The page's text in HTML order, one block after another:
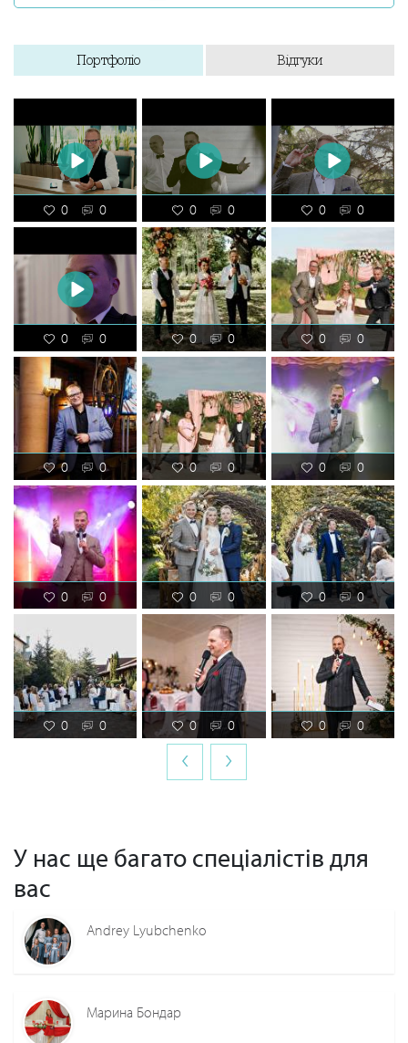
Портфоліо Відгуки
0 0 0 0 0 0
0 0 0 0 0 0
0 0 0 0 0 0
0 0 0 0 0 0
0 0 0 0 0 0
‹ ›
У нас ще багато спеціалістів для
вас
Andrey Lyubchenko
Марина Бондар